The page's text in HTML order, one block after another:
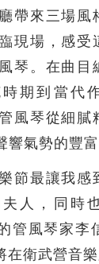
帶來三場風
現場，感受
琴。在曲目
期到當代
風琴從細膩
響氣勢的豐富
節最讓我感
人，同時
風琴家李
在衛武營音